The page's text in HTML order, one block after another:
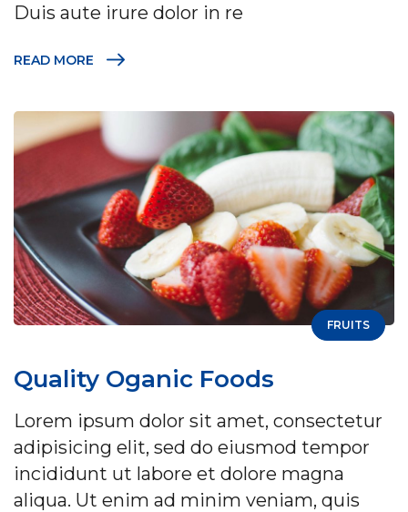
Duis aute irure dolor in re
READ MORE
FRUITS
Quality Oganic Foods
Lorem ipsum dolor sit amet, consectetur
adipisicing elit, sed do eiusmod tempor
incididunt ut labore et dolore magna
aliqua. Ut enim ad minim veniam, quis